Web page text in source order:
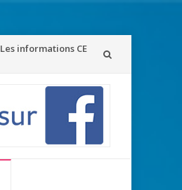
Les informations CE